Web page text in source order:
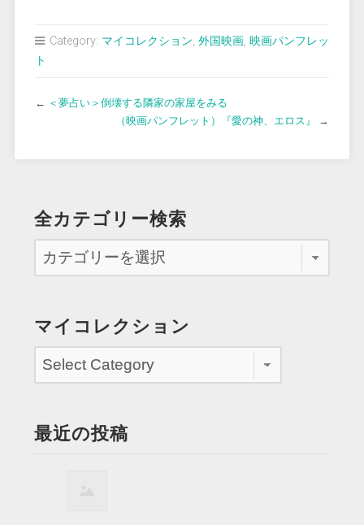
Category: マイコレクション, 外国映画, 映画パンフレッ
ト
← ＜夢占い＞倒壊する隣家の家屋をみる
（映画パンフレット）『愛の神、エロス』
→
全カテゴリー検索
マイコレクション
最近の投稿